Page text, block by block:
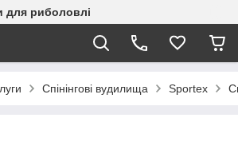
для риболовлі
Спінінгові вудилища Sportex